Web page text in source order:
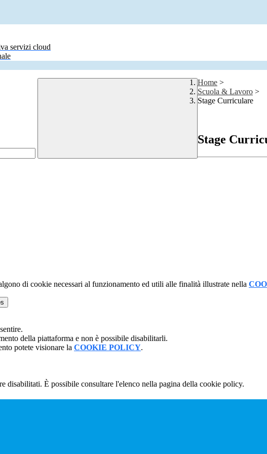
servizi cloud
Home >
Scuola & Lavoro >
Stage Curriculare
Stage
di cookie necessari al funzionamento ed utili alle finalità illustrate nella
della piattaforma e non è possibile disabilitarli.
potete visionare la COOKIE POLICY.
disabilitati. È possibile consultare l'elenco nella pagina della cookie policy.